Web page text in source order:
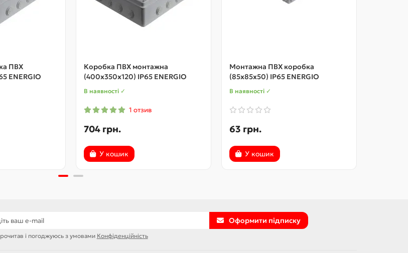
ПВХ
ENERGIO
Коробка ПВХ монтажна
(400x350x120) IP65 ENERGIO
В наявності ✓
1 отзив
704 грн.
У кошик
Монтажна ПВХ коробка
(85x85x50) IP65 ENERGIO
В наявності ✓
63 грн.
У кошик
Оформити підписку
і погоджуюсь з умовами Конфіденційність